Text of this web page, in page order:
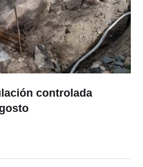
controlada